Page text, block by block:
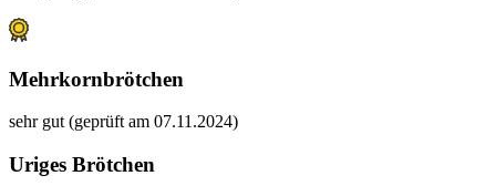
Mehrkornbrötchen
sehr gut (geprüft am 07.11.2024)
Uriges Brötchen